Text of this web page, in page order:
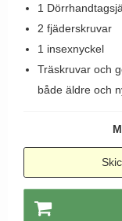
Terrass- och
Trädörrhandtag på
Dörrhandtag
1
2 fjäderskruvar
1 insexnyckel
Träskruvar och
både äldre och